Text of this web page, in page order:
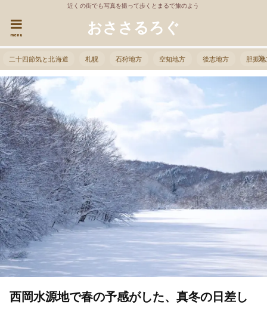
近くの街でも写真を撮って歩くとまるで旅のよう
おささるろぐ
menu
二十四節気と北海道 札幌 石狩地方 空知地方 後志地方 胆振
西岡水源地で春の予感がした、真冬の日差し